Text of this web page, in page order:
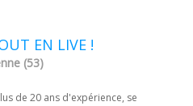
EN LIVE !
(53)
de 20 ans d'expérience, se